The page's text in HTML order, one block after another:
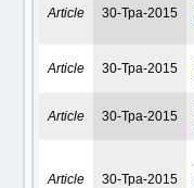
Article 30-Тра-2015
Article 30-Тра-2015
Article 30-Тра-2015
Article 30-Тра-2015